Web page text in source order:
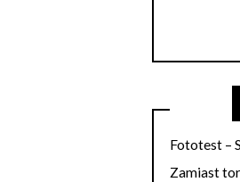
Fototest –
Zamiast